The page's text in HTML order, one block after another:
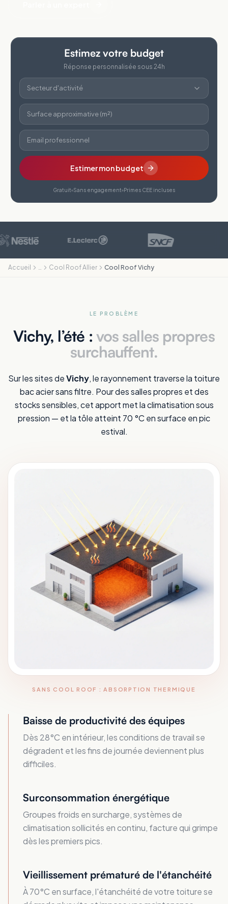
Estimez votre budget
Réponse personnalisée sous 24h
Secteur d'activité
Surface approximative (m²)
Email professionnel
Estimer mon budget
Gratuit Sans engagement Primes CEE incluses
Accueil … Cool Roof Allier Cool Roof Vichy
LE PROBLÈME
Vichy, l’été : vos salles propres
surchauffent.
Sur les sites deVichy, le rayonnement traverse la toiture
bac acier sans filtre. Pour des salles propres et des
stocks sensibles, cet apport met la climatisation sous
pression — et la tôle atteint 70 °C en surface en pic
estival.
SANS COOL ROOF : ABSORPTION THERMIQUE
Baisse de productivité des équipes
Dès 28°C en intérieur, les conditions de travail se
dégradent et les fins de journée deviennent plus
difficiles.
Surconsommation énergétique
Groupes froids en surcharge, systèmes de
climatisation sollicités en continu, facture qui grimpe
dès les premiers pics.
Vieillissement prématuré de l'étanchéité
À 70°C en surface, l'étanchéité de votre toiture se